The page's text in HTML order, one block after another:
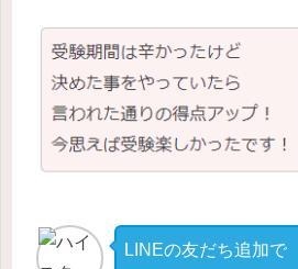
LINEの友だち追加で